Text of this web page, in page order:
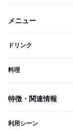
メニュー
ドリンク
料理
特徴・関連情報
利用シーン